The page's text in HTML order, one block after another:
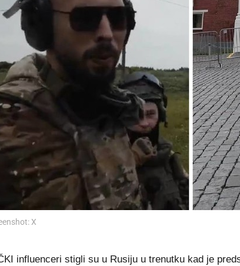
X
influenceri stigli su u Rusiju u trenutku kad je